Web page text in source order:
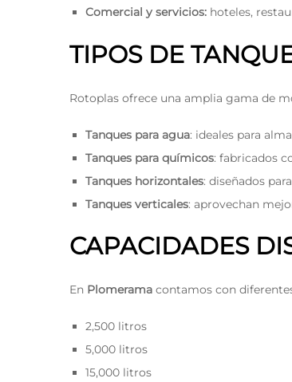
Comercial y servicios: hoteles,
TIPOS DE
Rotoplas ofrece una amplia gama de
Tanques para agua: ideales para
Tanques para químicos: fabricados
Tanques horizontales: diseñados
Tanques verticales: aprovechan
CAPACIDADES
En Plomerama contamos con
2,500 litros
5,000 litros
15,000 litros